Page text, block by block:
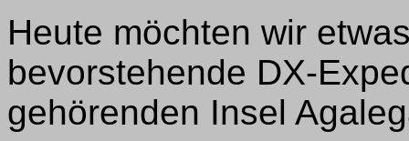
Heute möchten wir
bevorstehende DX-
gehörenden Insel